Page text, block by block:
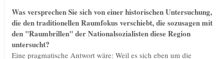
Was versprechen Sie sich von einer historischen Untersuchung,
die den traditionellen Raumfokus verschiebt, die sozusagen mit
den "Raumbrillen" der Nationalsozialisten diese Region
untersucht?
Eine pragmatische Antwort wäre: Weil es sich eben um die